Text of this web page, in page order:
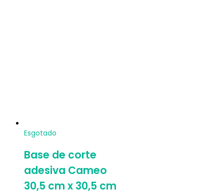
Esgotado
Base de corte
adesiva Cameo
30,5 cm x 30,5 cm